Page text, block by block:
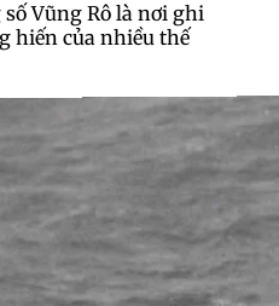
Vũng Rô là nơi ghi
hiến của nhiều thế